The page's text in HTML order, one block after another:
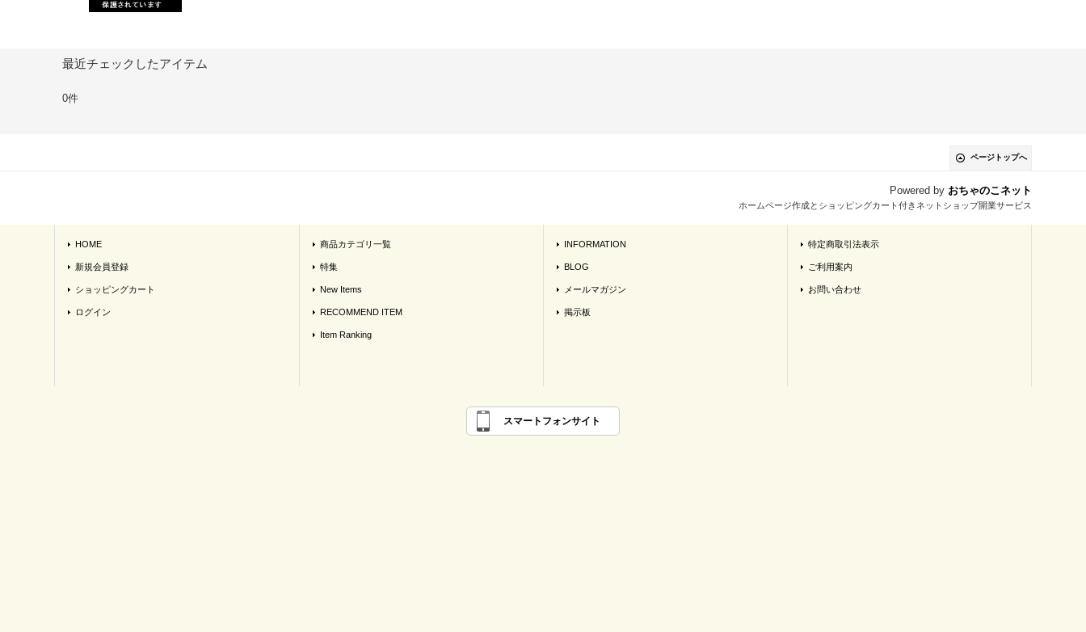
最近チェックしたアイテム
0件
ページトップへ
Powered by おちゃのこネット
ホームページ作成とショッピングカート付きネットショップ開業サービス
HOME
新規会員登録
ショッピングカート
ログイン
商品カテゴリ一覧
特集
New Items
RECOMMEND ITEM
Item Ranking
INFORMATION
BLOG
メールマガジン
掲示板
特定商取引法表示
ご利用案内
お問い合わせ
スマートフォンサイト